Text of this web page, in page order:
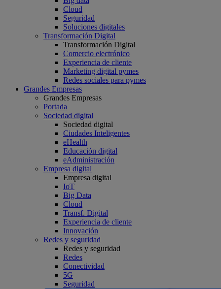
Cloud
Seguridad
Soluciones digitales
Transformación Digital
Transformación Digital
Comercio electrónico
Experiencia de cliente
Marketing digital pymes
Redes sociales para pymes
Grandes Empresas
Grandes Empresas
Portada
Sociedad digital
Sociedad digital
Ciudades Inteligentes
eHealth
Educación digital
eAdministración
Empresa digital
Empresa digital
IoT
Big Data
Cloud
Transf. Digital
Experiencia de cliente
Innovación
Redes y seguridad
Redes y seguridad
Redes
Conectividad
5G
Seguridad